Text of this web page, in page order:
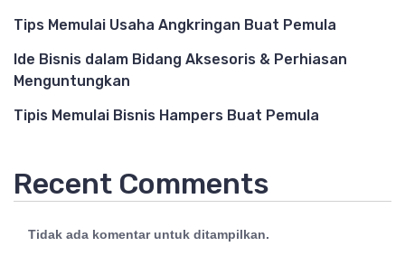
Tips Memulai Usaha Angkringan Buat Pemula
Ide Bisnis dalam Bidang Aksesoris & Perhiasan
Menguntungkan
Tipis Memulai Bisnis Hampers Buat Pemula
Recent Comments
Tidak ada komentar untuk ditampilkan.